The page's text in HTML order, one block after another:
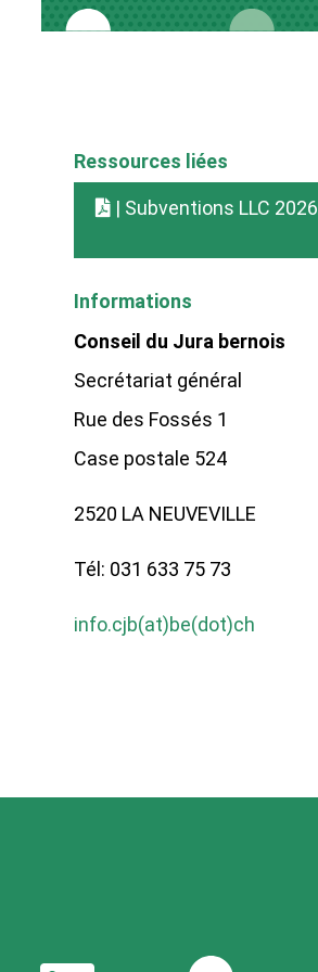
Ressources liées
| Subventions LLC 2026
Informations
Conseil du Jura bernois
Secrétariat général
Rue des Fossés 1
Case postale 524
2520 LA NEUVEVILLE
Tél: 031 633 75 73
info.cjb(at)be(dot)ch